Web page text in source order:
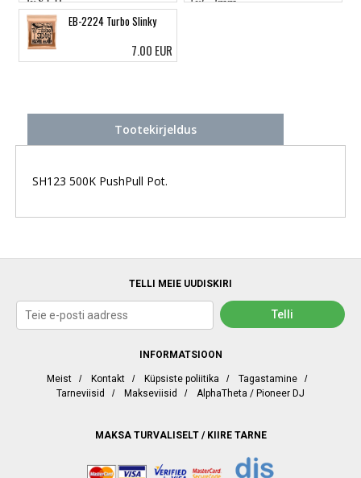
EB-2224 Turbo Slinky
7.00 EUR
Tootekirjeldus
SH123 500K PushPull Pot.
TELLI MEIE UUDISKIRI
INFORMATSIOON
Meist / Kontakt / Küpsiste poliitika / Tagastamine /
Tarneviisid
/ Makseviisid / AlphaTheta / Pioneer DJ
MAKSA TURVALISELT / KIIRE TARNE